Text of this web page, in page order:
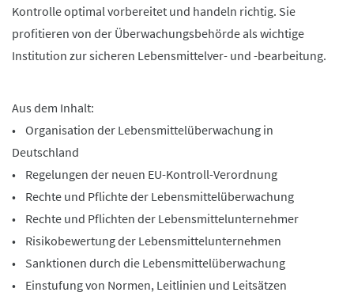
Kontrolle optimal vorbereitet und handeln richtig. Sie
profitieren von der Überwachungsbehörde als wichtige
Institution zur sicheren Lebensmittelver- und -bearbeitung.
Aus dem Inhalt:
• Organisation der Lebensmittelüberwachung in
Deutschland
• Regelungen der neuen EU-Kontroll-Verordnung
• Rechte und Pflichte der Lebensmittelüberwachung
• Rechte und Pflichten der Lebensmittelunternehmer
• Risikobewertung der Lebensmittelunternehmen
• Sanktionen durch die Lebensmittelüberwachung
• Einstufung von Normen, Leitlinien und Leitsätzen